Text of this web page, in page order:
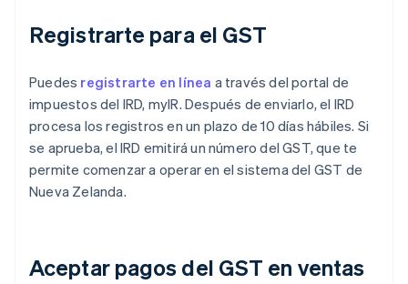
Registrarte para el GST
Puedes registrarte en línea a través del portal de
impuestos del IRD, myIR. Después de enviarlo, el IRD
procesa los registros en un plazo de 10 días hábiles. Si
se aprueba, el IRD emitirá un número del GST, que te
permite comenzar a operar en el sistema del GST de
Nueva Zelanda.
Aceptar pagos del GST en ventas